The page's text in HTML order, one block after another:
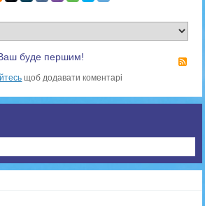
буде першим!
щоб додавати коментарі